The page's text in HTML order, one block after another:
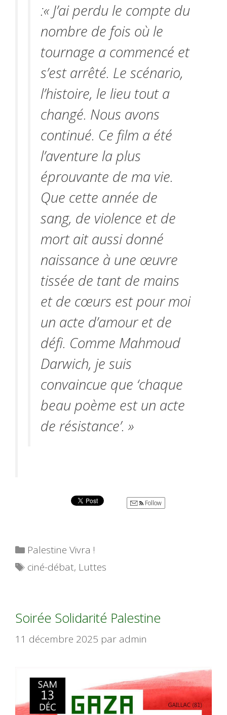
:« J’ai perdu le compte du
nombre de fois où le
tournage a commencé et
s’est arrêté. Le scénario,
l’histoire, le lieu tout a
changé. Nous avons
continué. Ce film a été
l’aventure la plus
éprouvante de ma vie.
Que cette année de
sang, de violence et de
mort ait aussi donné
naissance à une œuvre
tissée de tant de mains
et de cœurs est pour moi
un acte d’amour et de
défi. Comme Mahmoud
Darwich, je suis
convaincue que ‘chaque
beau poème est un acte
de résistance’. »
Follow
Catégories
Palestine Vivra !
Étiquettes
ciné-débat, Luttes
Soirée Solidarité Palestine
11 décembre 2025 par admin